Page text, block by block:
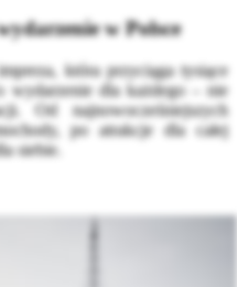
w Polsce
która przyciąga tysiące
wydarzenie dla każdego – nie
Od najnowocześniejszych
po atrakcje dla całej
siebie.